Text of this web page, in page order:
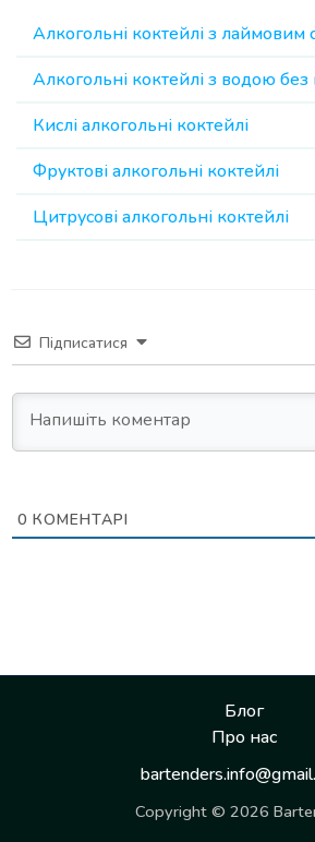
Алкогольні коктейлі з лаймовим
Алкогольні коктейлі з водою без
Кислі алкогольні коктейлі
Фруктові алкогольні коктейлі
Цитрусові алкогольні коктейлі
Підписатися
0 КОМЕНТАРІ
Блог
Про нас
Copyright © 2026